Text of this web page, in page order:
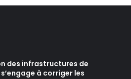
des infrastructures de
à corriger les